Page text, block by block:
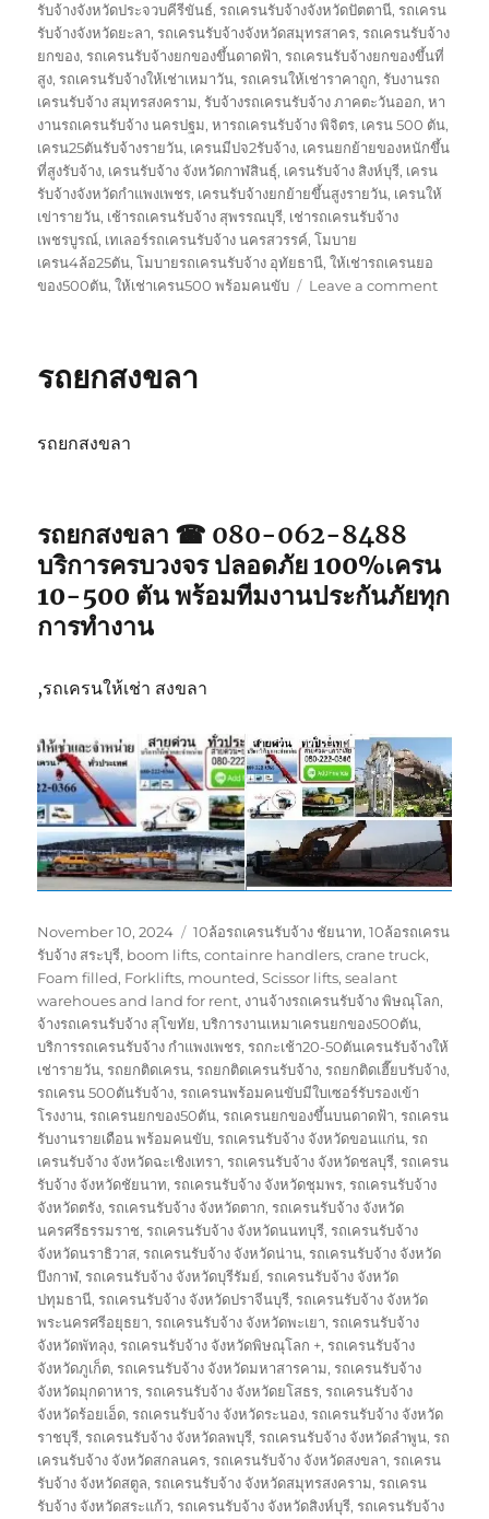
รับจ้างจังหวัดประจวบคีรีขันธ์,รถเครนรับจ้างจังหวัดปัตตานี,รถเครน
รับจ้างจังหวัดยะลา,รถเครนรับจ้างจังหวัดสมุทรสาคร,รถเครนรับจ้าง
ยกของ,รถเครนรับจ้างยกของขึ้นดาดฟ้า,รถเครนรับจ้างยกของขึ้นที่
สูง,รถเครนรับจ้างให้เช่าเหมาวัน,รถเครนให้เช่าราคาถูก,รับงานรถ
เครนรับจ้าง สมุทรสงคราม,รับจ้างรถเครนรับจ้าง ภาคตะวันออก,หา
งานรถเครนรับจ้าง นครปฐม,หารถเครนรับจ้าง พิจิตร, เครน 500 ตัน,
เครน25ตันรับจ้างรายวัน, เครนมีปจ2รับจ้าง, เครนยกย้ายของหนักขึ้น
ที่สูงรับจ้าง, เครนรับจ้าง จังหวัดกาฬสินธุ์, เครนรับจ้าง สิงห์บุรี, เครน
รับจ้างจังหวัดกำแพงเพชร, เครนรับจ้างยกย้ายขึ้นสูงรายวัน, เครนให้
เข่ารายวัน, เช้ารถเครนรับจ้าง สุพรรณบุรี, เช่ารถเครนรับจ้าง
เพชรบูรณ์, เทเลอร์รถเครนรับจ้าง นครสวรรค์,โมบาย
เครน4ล้อ25ตัน,โมบายรถเครนรับจ้าง อุทัยธานี,ให้เช่ารถเครนยอ
ของ500ตัน,ให้เช่าเครน500 พร้อมคนขับ Leave a commenton
รถยกสงขลา
รถยกสงขลา
รถยกสงขลา ☎ 080-062-8488
บริการครบวงจร ปลอดภัย 100%เครน
10-500 ตัน พร้อมทีมงานประกันภัยทุก
การทำงาน
,รถเครนให้เช่า สงขลา
Posted
on
November 10, 2024 Tags
10ล้อรถเครนรับจ้าง ชัยนาท,10ล้อรถเครน
รับจ้าง สระบุรี, boom lifts,containre handlers,crane truck,
Foam filled, Forklifts, mounted,Scissor lifts,sealant
warehoues and land for rent, งานจ้างรถเครนรับจ้าง พิษณุโลก,
จ้างรถเครนรับจ้าง สุโขทัย,บริการงานเหมาเครนยกของ500ตัน,
บริการรถเครนรับจ้าง กำแพงเพชร,รถกะเช้า20-50ตันเครนรับจ้างให้
เช่ารายวัน,รถยกติดเครน,รถยกติดเครนรับจ้าง,รถยกติดเฮี๊ยบรับจ้าง,
รถเครน 500ตันรับจ้าง,รถเครนพร้อมคนขับมีใบเซอร์รับรองเข้า
โรงงาน,รถเครนยกของ50ตัน,รถเครนยกของขึ้นบนดาดฟ้า,รถเครน
รับงานรายเดือน พร้อมคนขับ,รถเครนรับจ้าง จังหวัดขอนแก่น,รถ
เครนรับจ้าง จังหวัดฉะเชิงเทรา,รถเครนรับจ้าง จังหวัดชลบุรี,รถเครน
รับจ้าง จังหวัดชัยนาท,รถเครนรับจ้าง จังหวัดชุมพร,รถเครนรับจ้าง
จังหวัดตรัง,รถเครนรับจ้าง จังหวัดตาก,รถเครนรับจ้าง จังหวัด
นครศรีธรรมราช,รถเครนรับจ้าง จังหวัดนนทบุรี,รถเครนรับจ้าง
จังหวัดนราธิวาส,รถเครนรับจ้าง จังหวัดน่าน,รถเครนรับจ้าง จังหวัด
บึงกาฬ,รถเครนรับจ้าง จังหวัดบุรีรัมย์,รถเครนรับจ้าง จังหวัด
ปทุมธานี,รถเครนรับจ้าง จังหวัดปราจีนบุรี,รถเครนรับจ้าง จังหวัด
พระนครศรีอยุธยา,รถเครนรับจ้าง จังหวัดพะเยา,รถเครนรับจ้าง
จังหวัดพัทลุง,รถเครนรับจ้าง จังหวัดพิษณุโลก +,รถเครนรับจ้าง
จังหวัดภูเก็ต,รถเครนรับจ้าง จังหวัดมหาสารคาม,รถเครนรับจ้าง
จังหวัดมุกดาหาร,รถเครนรับจ้าง จังหวัดยโสธร,รถเครนรับจ้าง
จังหวัดร้อยเอ็ด,รถเครนรับจ้าง จังหวัดระนอง,รถเครนรับจ้าง จังหวัด
ราชบุรี,รถเครนรับจ้าง จังหวัดลพบุรี,รถเครนรับจ้าง จังหวัดลำพูน,รถ
เครนรับจ้าง จังหวัดสกลนคร,รถเครนรับจ้าง จังหวัดสงขลา,รถเครน
รับจ้าง จังหวัดสตูล,รถเครนรับจ้าง จังหวัดสมุทรสงคราม,รถเครน
รับจ้าง จังหวัดสระแก้ว,รถเครนรับจ้าง จังหวัดสิงห์บุรี,รถเครนรับจ้าง